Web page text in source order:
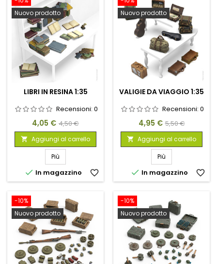
Nuovo prodotto
LIBRI IN RESINA 1:35
Recensioni: 0
Prezzo
4,05 € Prezzo
base
4,50 €
 Aggiungi al carrello
Più
 In magazzino favorite_border
Nuovo prodotto
VALIGIE DA VIAGGIO 1:35
Recensioni: 0
Prezzo
4,95 € Prezzo
base
5,50 €
 Aggiungi al carrello
Più
 In magazzino favorite_border
-10%
Nuovo prodotto
-10%
Nuovo prodotto